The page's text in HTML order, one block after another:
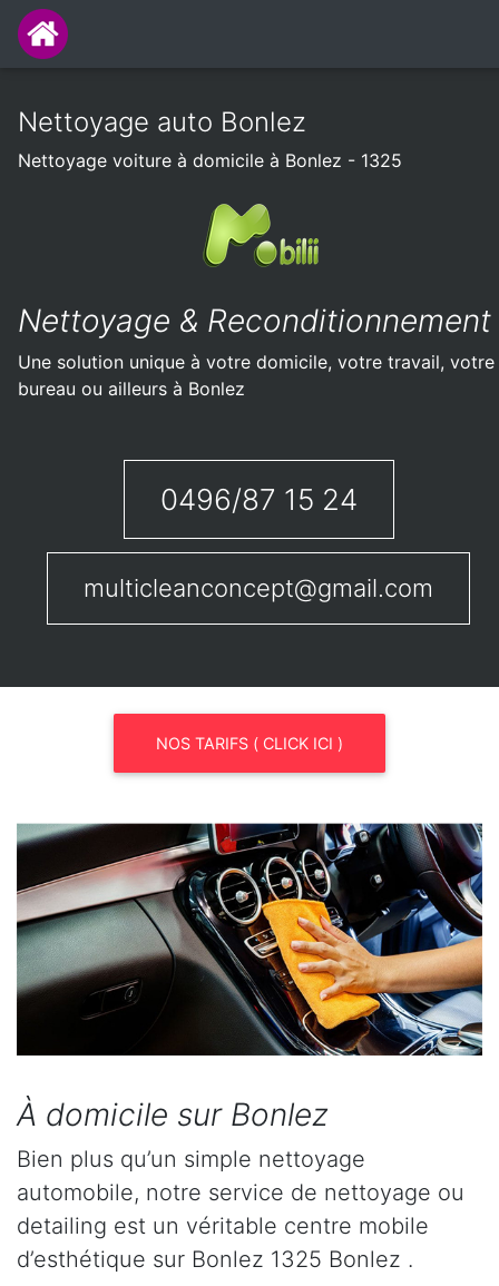
Nettoyage auto Bonlez
Nettoyage voiture à domicile à Bonlez - 1325
Nettoyage & Reconditionnement
Une solution unique à votre domicile, votre travail, votre
bureau ou ailleurs à Bonlez
0496/87 15 24
multicleanconcept@gmail.com
NOS TARIFS ( CLICK ICI )
À domicile sur Bonlez
Bien plus qu’un simple nettoyage
automobile, notre service de nettoyage ou
detailing est un véritable centre mobile
d’esthétique sur Bonlez 1325 Bonlez .